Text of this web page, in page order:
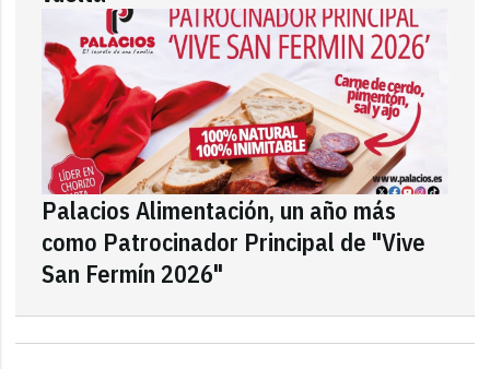
Palacios Alimentación, un año más
como Patrocinador Principal de "Vive
San Fermín 2026"